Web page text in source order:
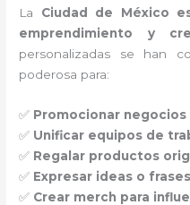
La Ciudad de México
emprendimiento y
personalizadas se han
poderosa para:
✅ Promocionar negocios
✅ Unificar equipos de
✅ Regalar productos
✅ Expresar ideas o
✅ Crear merch para